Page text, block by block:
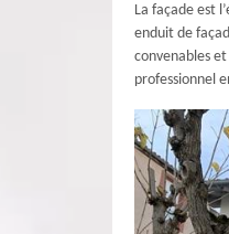
La façade est
enduit de
convenables
professionnel